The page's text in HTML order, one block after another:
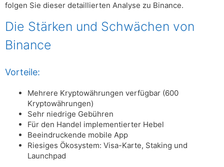
folgen Sie dieser detaillierten Analyse zu Binance.
Die Stärken und Schwächen von
Binance
Vorteile:
Mehrere Kryptowährungen verfügbar (600
Kryptowährungen)
Sehr niedrige Gebühren
Für den Handel implementierter Hebel
Beeindruckende mobile App
Riesiges Ökosystem: Visa-Karte, Staking und
Launchpad